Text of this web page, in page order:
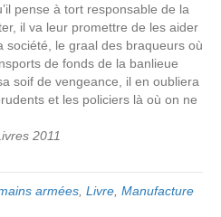
pense à tort responsable de la
il va leur promettre de les aider
société, le graal des braqueurs où
de fonds de la banlieue
soif de vengeance, il en oubliera
et les policiers là où on ne
2011
armées Livre Manufacture